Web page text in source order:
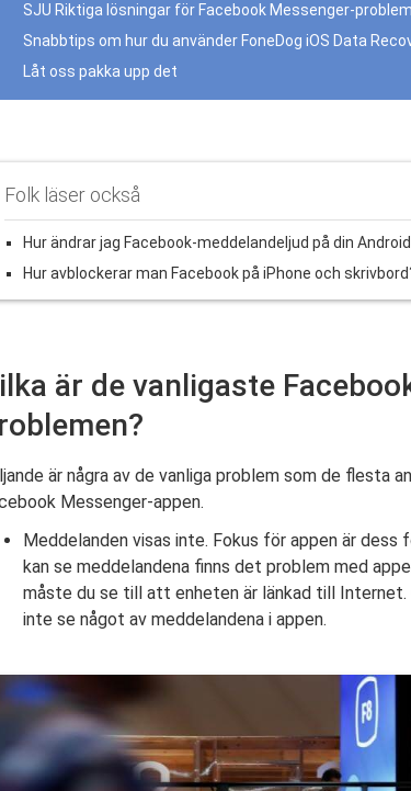
SJU Riktiga lösningar för Facebook Messenger-problem
Snabbtips om hur du använder FoneDog iOS Data
Låt oss pakka upp det
Folk läser också
Hur ändrar jag Facebook-meddelandeljud på din
Hur avblockerar man Facebook på iPhone och
är de vanligaste
är några av de vanliga problem som de flesta
Messenger-appen.
Meddelanden visas inte. Fokus för appen är dess
kan se meddelandena finns det problem med
måste du se till att enheten är länkad till Internet.
inte se något av meddelandena i appen.